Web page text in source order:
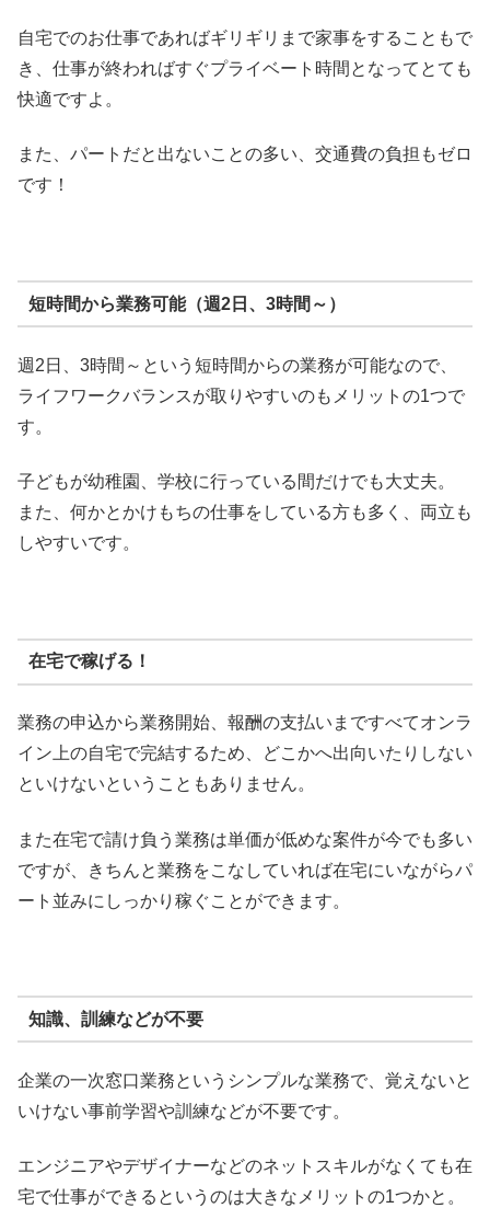
自宅でのお仕事であればギリギリまで家事をすることもで
き、仕事が終わればすぐプライベート時間となってとても
快適ですよ。
また、パートだと出ないことの多い、交通費の負担もゼロ
です！
短時間から業務可能（週2日、3時間～）
週2日、3時間～という短時間からの業務が可能なので、
ライフワークバランスが取りやすいのもメリットの1つで
す。
子どもが幼稚園、学校に行っている間だけでも大丈夫。
また、何かとかけもちの仕事をしている方も多く、両立も
しやすいです。
在宅で稼げる！
業務の申込から業務開始、報酬の支払いまですべてオンラ
イン上の自宅で完結するため、どこかへ出向いたりしない
といけないということもありません。
また在宅で請け負う業務は単価が低めな案件が今でも多い
ですが、きちんと業務をこなしていれば在宅にいながらパ
ート並みにしっかり稼ぐことができます。
知識、訓練などが不要
企業の一次窓口業務というシンプルな業務で、覚えないと
いけない事前学習や訓練などが不要です。
エンジニアやデザイナーなどのネットスキルがなくても在
宅で仕事ができるというのは大きなメリットの1つかと。